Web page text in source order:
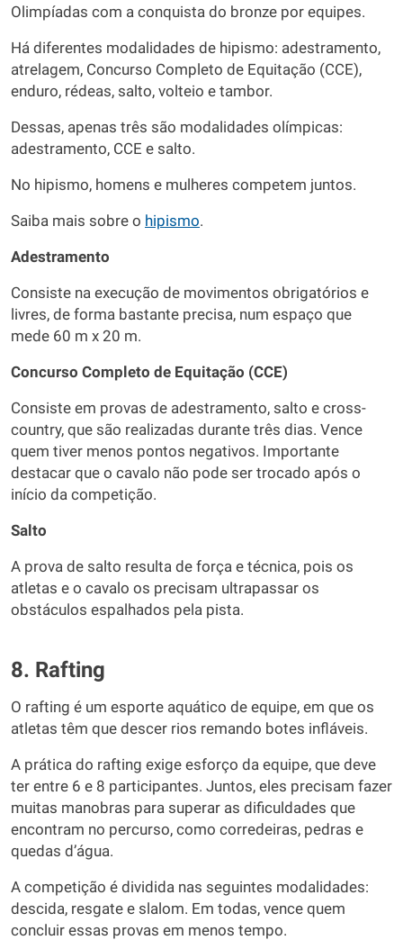
Olimpíadas com a conquista do bronze por equipes.
Há diferentes modalidades de hipismo: adestramento,
atrelagem, Concurso Completo de Equitação (CCE),
enduro, rédeas, salto, volteio e tambor.
Dessas, apenas três são modalidades olímpicas:
adestramento, CCE e salto.
No hipismo, homens e mulheres competem juntos.
Saiba mais sobre o hipismo.
Adestramento
Consiste na execução de movimentos obrigatórios e
livres, de forma bastante precisa, num espaço que
mede 60 m x 20 m.
Concurso Completo de Equitação (CCE)
Consiste em provas de adestramento, salto e cross-
country, que são realizadas durante três dias. Vence
quem tiver menos pontos negativos. Importante
destacar que o cavalo não pode ser trocado após o
início da competição.
Salto
A prova de salto resulta de força e técnica, pois os
atletas e o cavalo os precisam ultrapassar os
obstáculos espalhados pela pista.
8. Rafting
O rafting é um esporte aquático de equipe, em que os
atletas têm que descer rios remando botes infláveis.
A prática do rafting exige esforço da equipe, que deve
ter entre 6 e 8 participantes. Juntos, eles precisam fazer
muitas manobras para superar as dificuldades que
encontram no percurso, como corredeiras, pedras e
quedas d’água.
A competição é dividida nas seguintes modalidades:
descida, resgate e slalom. Em todas, vence quem
concluir essas provas em menos tempo.